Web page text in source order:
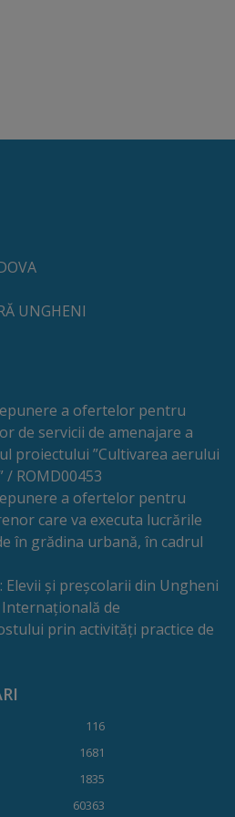
UNGHENI
a ofertelor pentru
de servicii de amenajare a
proiectului ”Cultivarea aerului
ROMD00453
a ofertelor pentru
care va executa lucrările
în grădina urbană, în cadrul
Elevii și preșcolarii din Ungheni
de
prin activități practice de
116
1681
1835
60363